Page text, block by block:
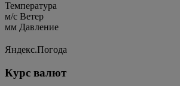
Температура
м/c Ветер
мм Давление
Яндекс.Погода
Курс валют